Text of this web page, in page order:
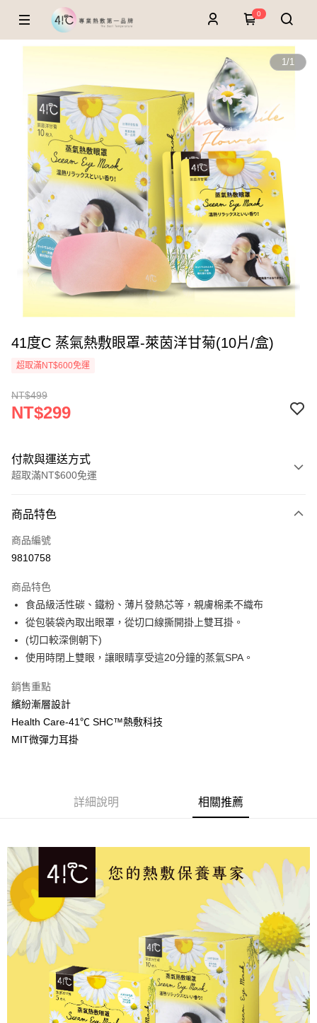
0
1/1
41度C 蒸氣熱敷眼罩-萊茵洋甘菊(10片/盒)
超取滿NT$600免運
NT$499
NT$299
付款與運送方式
超取滿NT$600免運
信用卡一次付款
信用卡分期付款
合作金庫商業銀行
華南商業銀行
彰化商業銀行
上海商業儲蓄銀行
台北富邦商業銀行
國泰世華商業銀行
臺灣中小企業銀行
台中商業銀行
聯邦商業銀行
元大商業銀行
台新國際商業銀行
台灣樂天信用卡公司
超商取貨付款
LINE Pay
街口支付
AFTEE先享後付
相關說明
【關於「AFTEE先享後付」】
３．安心：先確認商品／服務後，再付款。
結帳頁面，進行簡訊認證並確認金額後，即可完成結帳。
２．訂單成立數日內，您將收到繳費通知簡訊。
３．收到繳費通知簡訊後14天內，點擊此簡訊中的連結，可透過四大超商／
ATM／網路銀行／等多元方式進行付款，方視為交易完成。
※ 請注意：結帳手續完成當下不需立刻繳費，但若您需要取消訂單，請聯絡
購買商品的店家。未經商家同意取消之訂單仍視為有效，需透過AFTEE先享
後付繳納相關費用。
※ 交易是否成功請以「AFTEE先享後付 」之結帳頁面顯示為準，若有關於
是否繳費成功／繳費後需取消欲退款等相關疑問，請聯繫「AFTEE先享後付
客戶支援中心」https://netprotections.freshdesk.com/support/home
【注意事項】
１．透過由恩沛科技股份有限公司提供之「AFTEE先享後付」服務完成之交
易，需依本服務之必要範圍內提供個人資料，並將交易相關給付款項請求債
ATM付款
付款後全家取貨
每筆NT$80，滿NT$600(含以上)免運費
7-11取貨付款
每筆NT$80，滿NT$600(含以上)免運費
付款後7-11取貨
每筆NT$80，滿NT$600(含以上)免運費
每筆NT$80，滿NT$600(含以上)免運費
商品特色
商品編號
9810758
商品特色
食品級活性碳、鐵粉、薄片發熱芯等，親膚棉柔不織布
從包裝袋內取出眼罩，從切口線撕開掛上雙耳掛。
(切口較深側朝下)
使用時閉上雙眼，讓眼睛享受這20分鐘的蒸氣SPA。
銷售重點
繽紛漸層設計
Health Care-41℃ SHC™熱敷科技
MIT微彈力耳掛
詳細說明 相關推薦